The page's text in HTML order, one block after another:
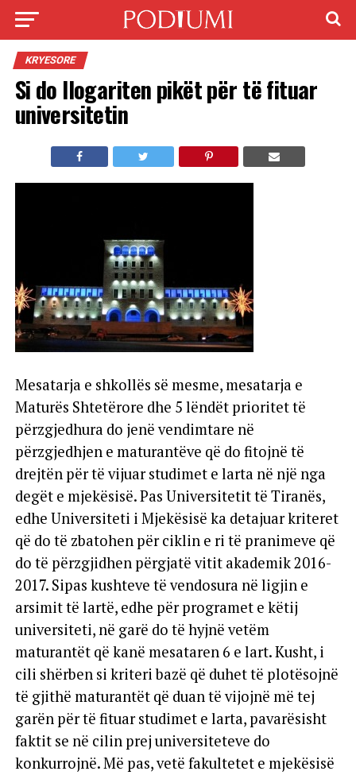
KRYESORE
Si do llogariten pikët për të fituar
universitetin
Mesatarja e shkollës së mesme, mesatarja e
Maturës Shtetërore dhe 5 lëndët prioritet të
përzgjedhura do jenë vendimtare në
përzgjedhjen e maturantëve që do fitojnë të
drejtën për të vijuar studimet e larta në një nga
degët e mjekësisë. Pas Universitetit të Tiranës,
edhe Universiteti i Mjekësisë ka detajuar kriteret
që do të zbatohen për ciklin e ri të pranimeve që
do të përzgjidhen përgjatë vitit akademik 2016-
2017. Sipas kushteve të vendosura në ligjin e
arsimit të lartë, edhe për programet e këtij
universiteti, në garë do të hyjnë vetëm
maturantët që kanë mesataren 6 e lart. Kusht, i
cili shërben si kriteri bazë që duhet të plotësojnë
të gjithë maturantët që duan të vijojnë më tej
garën për të fituar studimet e larta, pavarësisht
faktit se në cilin prej universiteteve do
konkurrojnë. Më pas, vetë fakultetet e mjekësisë